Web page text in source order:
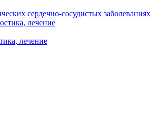
сердечно-сосудистых заболеваниях
лечение